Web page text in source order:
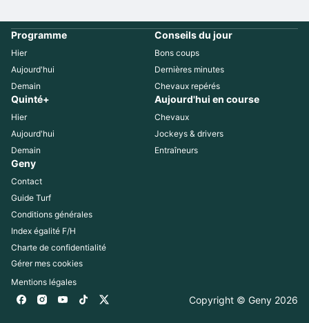
Programme
Hier
Aujourd'hui
Demain
Conseils du jour
Bons coups
Dernières minutes
Chevaux repérés
Quinté+
Hier
Aujourd'hui
Demain
Aujourd'hui en course
Chevaux
Jockeys & drivers
Entraîneurs
Geny
Contact
Guide Turf
Conditions générales
Index égalité F/H
Charte de confidentialité
Gérer mes cookies
Mentions légales
Copyright © Geny 2026